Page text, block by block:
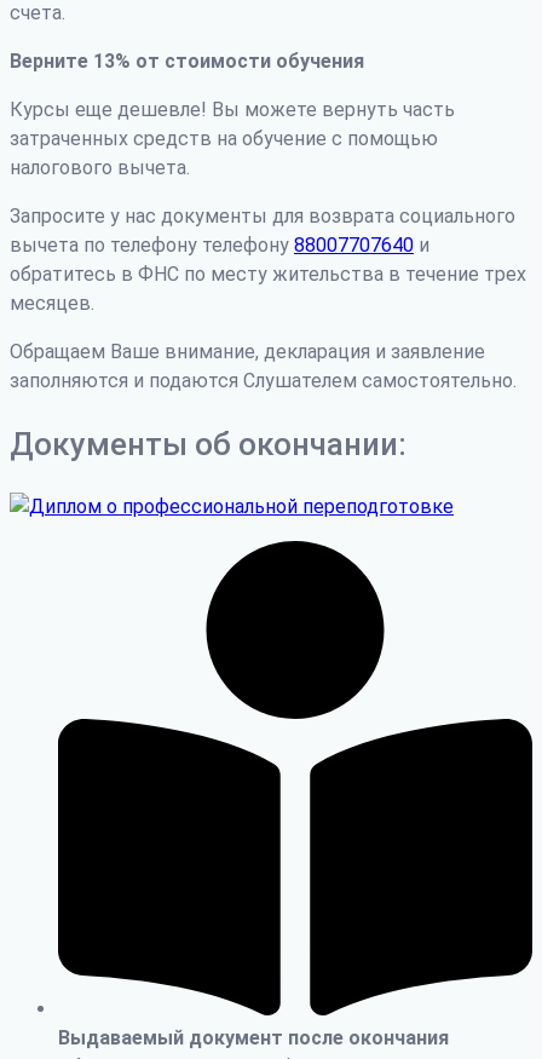
счета.
Верните 13% от стоимости обучения
Курсы еще дешевле! Вы можете вернуть часть
затраченных средств на обучение с помощью
налогового вычета.
Запросите у нас документы для возврата социального
вычета по телефону телефону 88007707640 и
обратитесь в ФНС по месту жительства в течение трех
месяцев.
Обращаем Ваше внимание, декларация и заявление
заполняются и подаются Слушателем самостоятельно.
Документы об окончании:
Выдаваемый документ после окончания